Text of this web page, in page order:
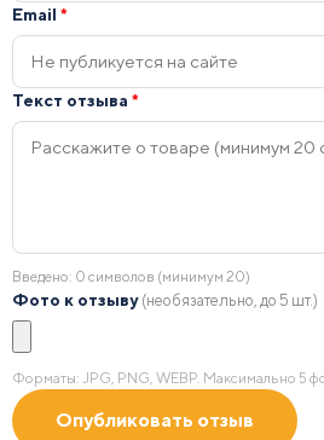
Email *
Текст отзыва *
Введено: 0 символов (минимум 20)
Фото к отзыву (необязательно, до 5 шт.)
Форматы: JPG, PNG, WEBP. Максимально 5